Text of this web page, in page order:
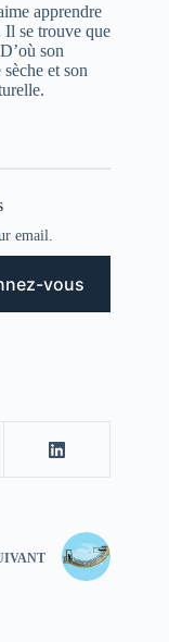
apprendre
Il se trouve que
son
et son
email.
vous